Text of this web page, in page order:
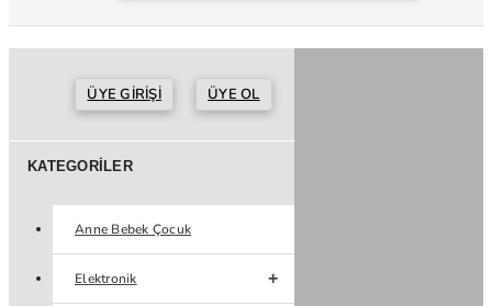
ÜYE GIRIŞI ÜYE OL
KATEGORILER
Anne Bebek Çocuk
Elektronik